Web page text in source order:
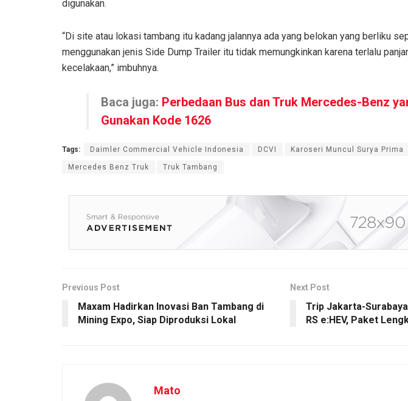
digunakan.
“Di site atau lokasi tambang itu kadang jalannya ada yang belokan yang berliku
menggunakan jenis Side Dump Trailer itu tidak memungkinkan karena terlalu
kecelakaan,” imbuhnya.
Baca juga: Perbedaan Bus dan Truk Mercedes-Benz
Gunakan Kode 1626
Tags: Daimler Commercial Vehicle Indonesia DCVI Karoseri Muncul Surya Prima
Mercedes Benz Truk Truk Tambang
Previous Post
Maxam Hadirkan Inovasi Ban Tambang di
Mining Expo, Siap Diproduksi Lokal
Next Post
Trip Jakarta-
RS e:HEV, Paket
Mato